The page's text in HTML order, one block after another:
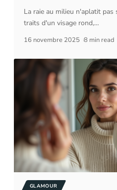
La raie au milieu n'aplatit
traits d'un visage rond,…
16 novembre 2025 8 min read
GLAMOUR